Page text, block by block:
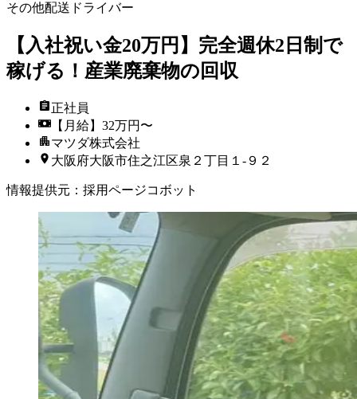
その他配送ドライバー
【入社祝い金20万円】完全週休2日制で
稼げる！産業廃棄物の回収
正社員
【月給】32万円〜
マツダ株式会社
大阪府大阪市住之江区泉２丁目１‐９２
情報提供元 ： 採用ページコボット